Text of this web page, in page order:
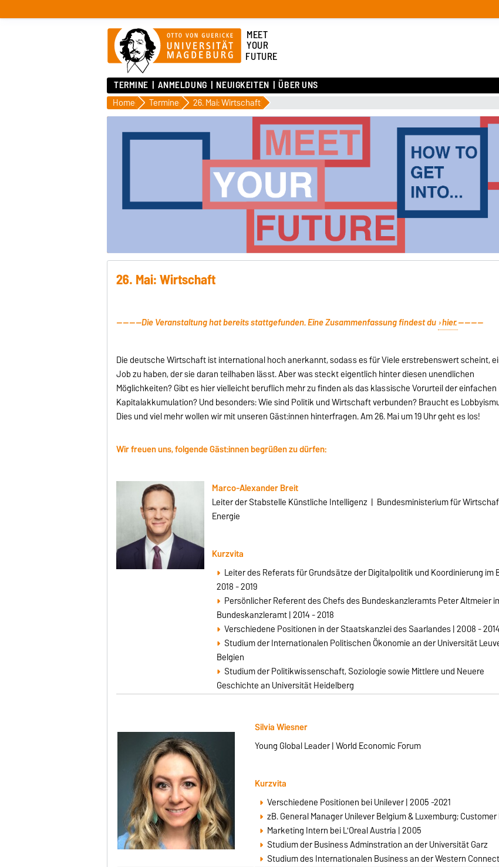
MEET
YOUR
FUTURE
TERMINE ANMELDUNG NEUIGKEITEN ÜBER UNS
Home Termine 26. Mai: Wirtschaft
26. Mai: Wirtschaft
--------Die Veranstaltung hat bereits stattgefunden. Eine Zusammenfassung findest du hier.--------
Die deutsche Wirtschaft ist international hoch anerkannt, sodass es für Viele erstrebenswert scheint,
Job zu haben, der sie daran teilhaben lässt. Aber was steckt eigentlich hinter diesen unendlichen
Möglichkeiten? Gibt es hier vielleicht beruflich mehr zu finden als das klassische Vorurteil der einfachen
Kapitalakkumulation? Und besonders: Wie sind Politik und Wirtschaft verbunden? Braucht es
Dies und viel mehr wollen wir mit unseren Gäst:innen hinterfragen. Am 26. Mai um 19 Uhr geht es los!
Wir freuen uns, folgende Gäst:innen begrüßen zu dürfen:
Marco-Alexander Breit
Leiter der Stabstelle Künstliche Intelligenz | Bundesministerium für
Energie
Kurzvita
Leiter des Referats für Grundsätze der Digitalpolitik und Koordinierung im
2018 - 2019
Persönlicher Referent des Chefs des Bundeskanzleramts Peter Altmeier
Bundeskanzleramt | 2014 - 2018
Verschiedene Positionen in der Staatskanzlei des Saarlandes | 2008 - 2014
Studium der Internationalen Politischen Ökonomie an der Universität
Belgien
Studium der Politikwissenschaft, Soziologie sowie Mittlere und Neuere
Geschichte an Universität Heidelberg
Silvia Wiesner
Young Global Leader | World Economic Forum
Kurzvita
Verschiedene Positionen bei Unilever | 2005 -2021
zB. General Manager Unilever Belgium & Luxemburg;
Marketing Intern bei L'Oreal Austria | 2005
Studium der Business Adminstration an der Universität Garz
Studium des Internationalen Business an der Western